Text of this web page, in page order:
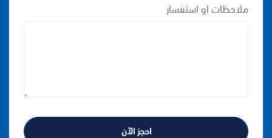
ملاحظات او استفسار
احجز الآن